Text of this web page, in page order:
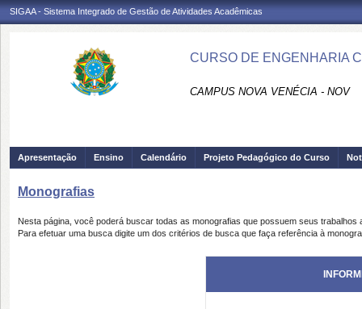
SIGAA - Sistema Integrado de Gestão de Atividades Acadêmicas
CURSO DE ENGENHARIA
CAMPUS NOVA VENÉCIA - NOV
Apresentação Ensino Calendário Projeto Pedagógico do Curso
Monografias
Nesta página, você poderá buscar todas as monografias que possuem seus trabalhos
Para efetuar uma busca digite um dos critérios de busca que faça referência à